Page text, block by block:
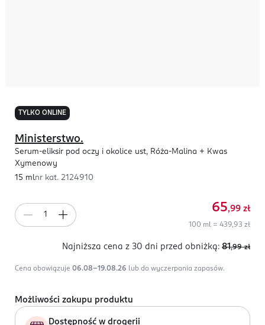
TYLKO ONLINE
Ministerstwo.
Serum-eliksir pod oczy i okolice ust, Róża-Malina + Kwas
Xymenowy
15 mlnr kat. 2124910
65,99 zł
100 ml = 439,93 zł
Najniższa cena z 30 dni przed obniżką: 81,99 zł
Cena obowiązuje 06.08-19.08.26 lub do wyczerpania zapasów.
Możliwości zakupu produktu
Dostępność w drogerii